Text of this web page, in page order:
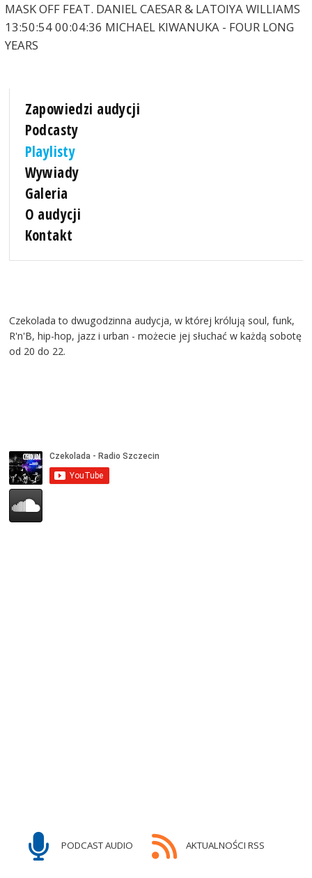
MASK OFF FEAT. DANIEL CAESAR & LATOIYA WILLIAMS
13:50:54 00:04:36 MICHAEL KIWANUKA - FOUR LONG
YEARS
Zapowiedzi audycji
Podcasty
Playlisty
Wywiady
Galeria
O audycji
Kontakt
Czekolada to dwugodzinna audycja, w której królują soul, funk,
R'n'B, hip-hop, jazz i urban - możecie jej słuchać w każdą sobotę
od 20 do 22.
PODCAST AUDIO AKTUALNOŚCI RSS